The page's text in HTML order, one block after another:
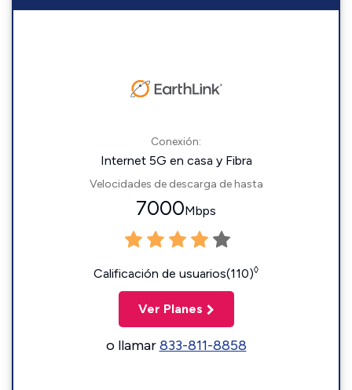
Conexión:
Internet 5G en casa y Fibra
Velocidades de descarga de hasta
7000Mbps
Calificación de usuarios(110)◊
Ver Planes
o llamar833-811-8858